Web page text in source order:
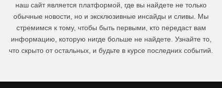
наш сайт является платформой, где вы найдете не только
обычные новости, но и эксклюзивные инсайды и сливы. Мы
стремимся к тому, чтобы быть первыми, кто передаст вам
информацию, которую нигде больше не найдете. Узнайте то,
что скрыто от остальных, и будьте в курсе последних событий.